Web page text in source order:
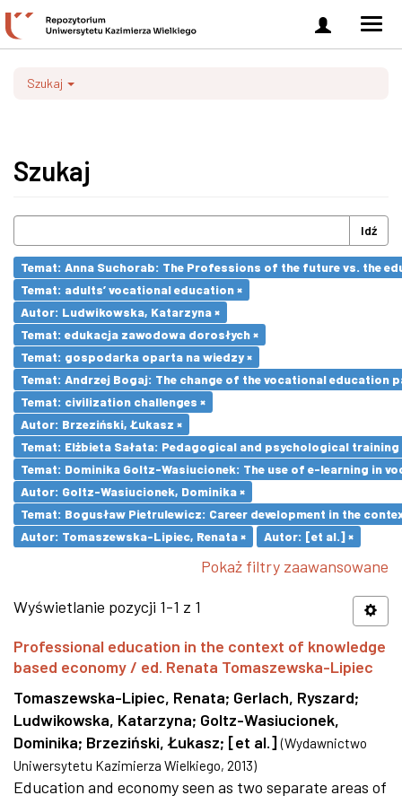
Zaloguj
się
Szukaj
Szukaj
Idź
Temat: Anna Suchorab: The Professions of the future vs. the
Temat: adults’ vocational education ×
Autor: Ludwikowska, Katarzyna ×
Temat: edukacja zawodowa dorosłych ×
Temat: gospodarka oparta na wiedzy ×
Temat: Andrzej Bogaj: The change of the vocational education
Temat: civilization challenges ×
Autor: Brzeziński, Łukasz ×
Temat: Elżbieta Sałata: Pedagogical and psychological
Temat: Dominika Goltz-Wasiucionek: The use of e-learning in
Autor: Goltz-Wasiucionek, Dominika ×
Temat: Bogusław Pietrulewicz: Career development in the
Autor: Tomaszewska-Lipiec, Renata ×
Autor: [et al.] ×
Pokaż filtry zaawansowane
Wyświetlanie pozycji 1-1 z 1
Professional education in the context of knowledge
based economy / ed. Renata Tomaszewska-Lipiec
Tomaszewska-Lipiec, Renata; Gerlach, Ryszard;
Ludwikowska, Katarzyna; Goltz-Wasiucionek,
Dominika; Brzeziński, Łukasz; [et al.] (Wydawnictwo
Uniwersytetu Kazimierza Wielkiego, 2013)
Education and economy seen as two separate areas of